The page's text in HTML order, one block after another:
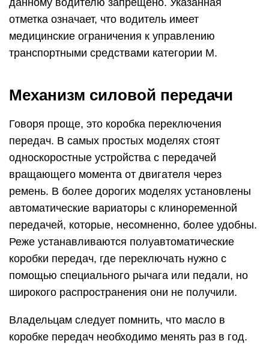
данному водителю запрещено. Указанная
отметка означает, что водитель имеет
медицинские ограничения к управлению
транспортными средствами категории М.
Механизм силовой передачи
Говоря проще, это коробка переключения
передач. В самых простых моделях стоят
односкоростные устройства с передачей
вращающего момента от двигателя через
ремень. В более дорогих моделях установлены
автоматические вариаторы с клиноременной
передачей, которые, несомненно, более удобны.
Реже устанавливаются полуавтоматические
коробки передач, где переключать нужно с
помощью специального рычага или педали, но
широкого распространения они не получили.
Владельцам следует помнить, что масло в
коробке передач необходимо менять раз в год.